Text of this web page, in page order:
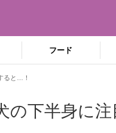
フード
ると…！
下半身に注